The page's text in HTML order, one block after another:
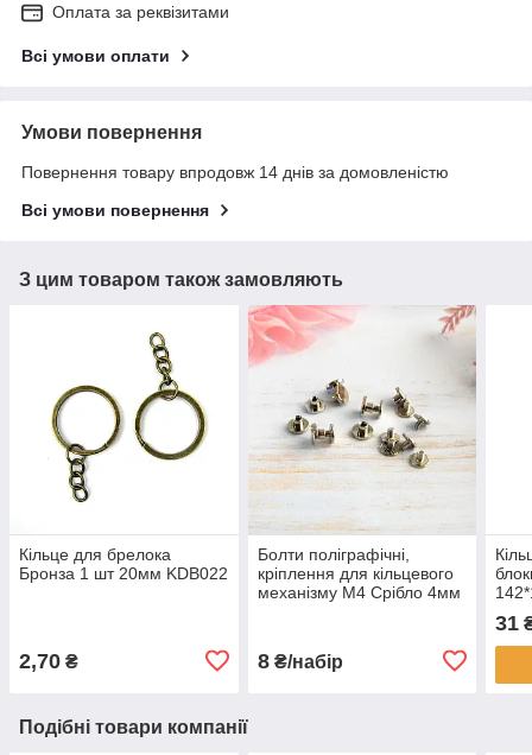
Оплата за реквізитами
Всі умови оплати
Умови повернення
Повернення товару впродовж 14 днів за домовленістю
Всі умови повернення
З цим товаром також замовляють
Кільце для брелока
Бронза 1 шт 20мм KDB022
2,70 ₴
Болти поліграфічні,
кріплення для кільцевого
механізму М4 Срібло 4мм
8₴/набір
31
Подібні товари компанії